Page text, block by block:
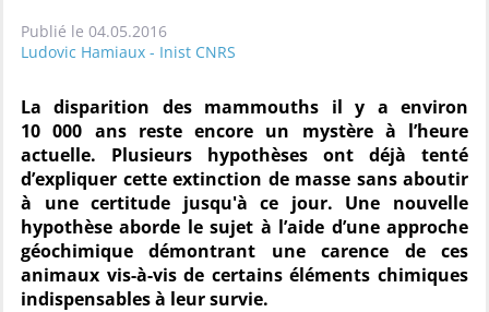
Publié le 04.05.2016
Ludovic Hamiaux - Inist CNRS
La disparition des mammouths il y a environ
10 000 ans reste encore un mystère à l’heure
actuelle. Plusieurs hypothèses ont déjà tenté
d’expliquer cette extinction de masse sans aboutir
à une certitude jusqu'à ce jour. Une nouvelle
hypothèse aborde le sujet à l’aide d’une approche
géochimique démontrant une carence de ces
animaux vis-à-vis de certains éléments chimiques
indispensables à leur survie.